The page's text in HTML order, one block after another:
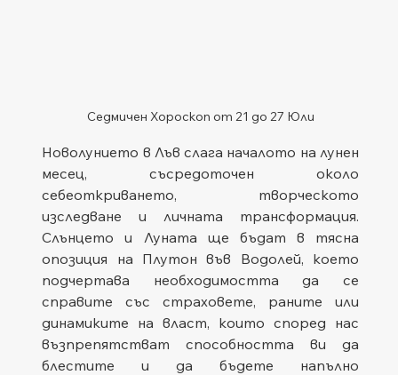
Седмичен Хороскоп от 21 до 27 Юли
Новолунието в Лъв слага началото на лунен
месец, съсредоточен около
себеоткриването, творческото
изследване и личната трансформация.
Слънцето и Луната ще бъдат в тясна
опозиция на Плутон във Водолей, което
подчертава необходимостта да се
справите със страховете, раните или
динамиките на власт, които според нас
възпрепятстват способността ви да
блестите и да бъдете напълно